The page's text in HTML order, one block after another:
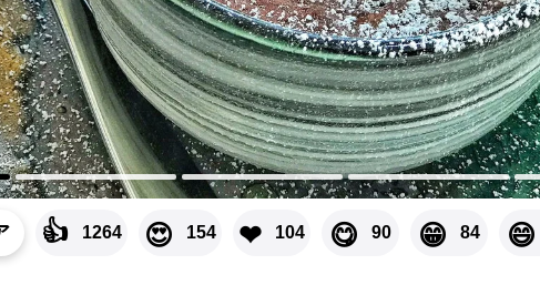
👍 1264 😍 154 ❤ 104 😋 90 😁 84 😄